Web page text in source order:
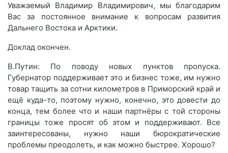
Уважаемый Владимир Владимирович, мы благодарим
Вас за постоянное внимание к вопросам развития
Дальнего Востока и Арктики.
Доклад окончен.
В.Путин: По поводу новых пунктов пропуска.
Губернатор поддерживает это и бизнес тоже, им нужно
товар тащить за сотни километров в Приморский край и
ещё куда-то, поэтому нужно, конечно, это довести до
конца, тем более что и наши партнёры с той стороны
границы тоже просят об этом и поддерживают. Все
заинтересованы, нужно наши бюрократические
проблемы преодолеть, и как можно быстрее. Хорошо?